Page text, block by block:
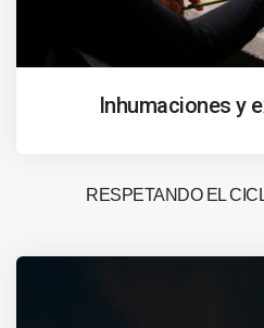
Inhumaciones y
RESPETANDO EL